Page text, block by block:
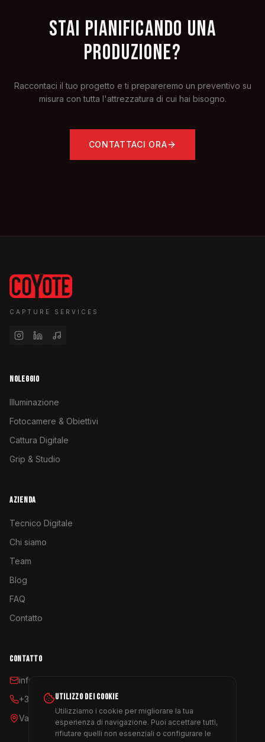
STAI PIANIFICANDO UNA
PRODUZIONE?
Raccontaci il tuo progetto e ti prepareremo un preventivo su
misura con tutta l'attrezzatura di cui hai bisogno.
CONTATTACI ORA
CAPTURE SERVICES
NOLEGGIO
Illuminazione
Fotocamere & Obiettivi
Cattura Digitale
Grip & Studio
AZIENDA
Tecnico Digitale
Chi siamo
Team
Blog
FAQ
Contatto
CONTATTO
info@coyoterent.com
+34 641 23 11 24
Valencia, España
UTILIZZO DEI COOKIE
Utilizziamo i cookie per migliorare la tua
esperienza di navigazione. Puoi accettare tutti,
rifiutare quelli non essenziali o configurare le